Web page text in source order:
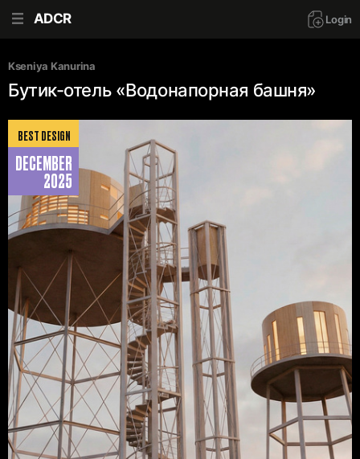
ADCR Login
Kseniya Kanurina
Бутик-отель «Водонапорная башня»
BEST DESIGN
DECEMBER
2025